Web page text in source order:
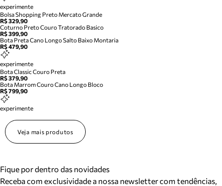
experimente
Bolsa Shopping Preto Mercato Grande
R$ 329,90
Coturno Preto Couro Tratorado Basico
R$ 399,90
Bota Preta Cano Longo Salto Baixo Montaria
R$ 479,90
experimente
Bota Classic Couro Preta
R$ 379,90
Bota Marrom Couro Cano Longo Bloco
R$ 799,90
experimente
Veja mais produtos
Fique por dentro das novidades
Receba com exclusividade a nossa newsletter com tendências,